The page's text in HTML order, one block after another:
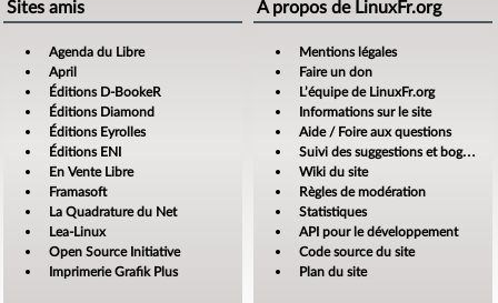
Sites amis
Agenda du Libre
April
Éditions D-BookeR
Éditions Diamond
Éditions Eyrolles
Éditions ENI
En Vente Libre
Framasoft
La Quadrature du Net
Lea-Linux
Open Source Initiative
Imprimerie Grafik Plus
À propos de LinuxFr.org
Mentions légales
Faire un don
L’équipe de LinuxFr.org
Informations sur le site
Aide / Foire aux questions
Suivi des suggestions et bogues
Wiki du site
Règles de modération
Statistiques
API pour le développement
Code source du site
Plan du site